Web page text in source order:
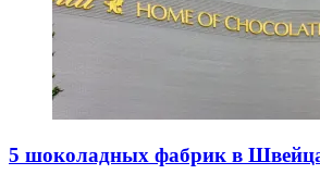
5 шоколадных фабрик в